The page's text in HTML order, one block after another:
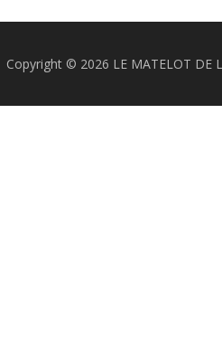
Copyright © 2026 LE MATELOT DE